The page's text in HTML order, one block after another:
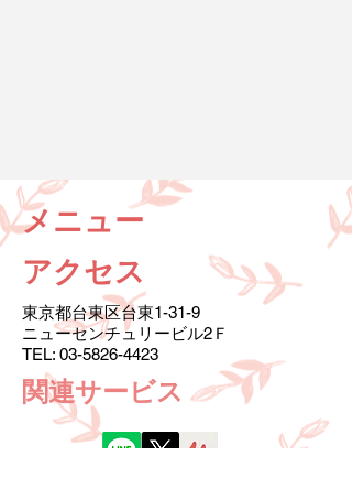
メニュー
アクセス
東京都台東区台東1-31-9
ニューセンチュリービル2Ｆ
TEL: 03-5826-4423
​関連サービス